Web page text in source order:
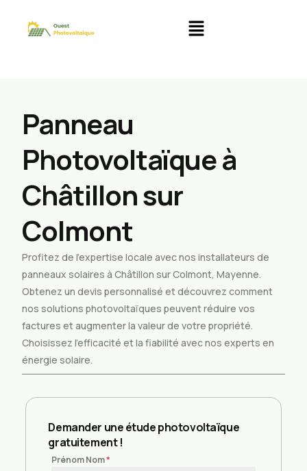
Panneau
Photovoltaïque à
Châtillon sur
Colmont
Profitez de l’expertise locale avec nos installateurs de
panneaux solaires à Châtillon sur Colmont, Mayenne.
Obtenez un devis personnalisé et découvrez comment
nos solutions photovoltaïques peuvent réduire vos
factures et augmenter la valeur de votre propriété.
Choisissez l’efficacité et la fiabilité avec nos experts en
énergie solaire.
Demander une étude photovoltaïque
gratuitement !
Prénom Nom*